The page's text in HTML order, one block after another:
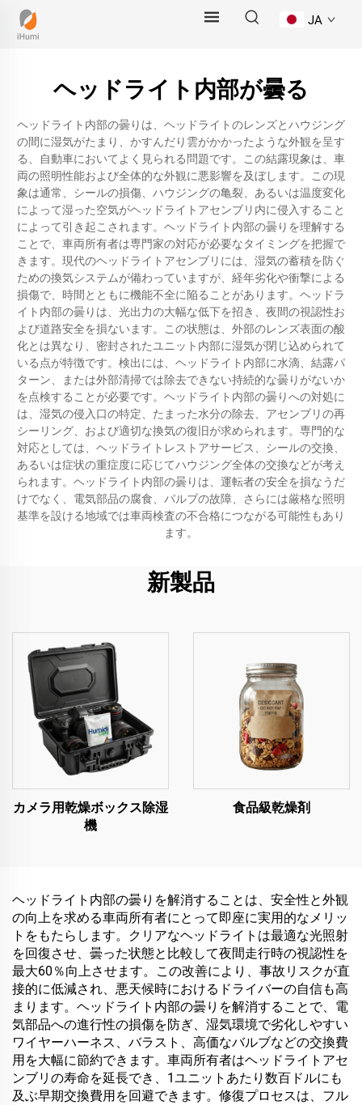
JA
ヘッドライト内部が曇る
ヘッドライト内部の曇りは、ヘッドライトのレンズとハウジング
の間に湿気がたまり、かすんだり雲がかかったような外観を呈す
る、自動車においてよく見られる問題です。この結露現象は、車
両の照明性能および全体的な外観に悪影響を及ぼします。この現
象は通常、シールの損傷、ハウジングの亀裂、あるいは温度変化
によって湿った空気がヘッドライトアセンブリ内に侵入すること
によって引き起こされます。ヘッドライト内部の曇りを理解する
ことで、車両所有者は専門家の対応が必要なタイミングを把握で
きます。現代のヘッドライトアセンブリには、湿気の蓄積を防ぐ
ための換気システムが備わっていますが、経年劣化や衝撃による
損傷で、時間とともに機能不全に陥ることがあります。ヘッドラ
イト内部の曇りは、光出力の大幅な低下を招き、夜間の視認性お
よび道路安全を損ないます。この状態は、外部のレンズ表面の酸
化とは異なり、密封されたユニット内部に湿気が閉じ込められて
いる点が特徴です。検出には、ヘッドライト内部に水滴、結露パ
ターン、または外部清掃では除去できない持続的な曇りがないか
を点検することが必要です。ヘッドライト内部の曇りへの対処に
は、湿気の侵入口の特定、たまった水分の除去、アセンブリの再
シーリング、および適切な換気の復旧が求められます。専門的な
対応としては、ヘッドライトレストアサービス、シールの交換、
あるいは症状の重症度に応じてハウジング全体の交換などが考え
られます。ヘッドライト内部の曇りは、運転者の安全を損なうだ
けでなく、電気部品の腐食、バルブの故障、さらには厳格な照明
基準を設ける地域では車両検査の不合格につながる可能性もあり
ます。
新製品
カメラ用乾燥ボックス除湿
機
食品級乾燥剤
ヘッドライト内部の曇りを解消することは、安全性と外観
の向上を求める車両所有者にとって即座に実用的なメリッ
トをもたらします。クリアなヘッドライトは最適な光照射
を回復させ、曇った状態と比較して夜間走行時の視認性を
最大60％向上させます。この改善により、事故リスクが直
接的に低減され、悪天候時におけるドライバーの自信も高
まります。ヘッドライト内部の曇りを解消することで、電
気部品への進行性の損傷を防ぎ、湿気環境で劣化しやすい
ワイヤーハーネス、バラスト、高価なバルブなどの交換費
用を大幅に節約できます。車両所有者はヘッドライトアセ
ンブリの寿命を延長でき、1ユニットあたり数百ドルにも
及ぶ早期交換費用を回避できます。修復プロセスは、フル